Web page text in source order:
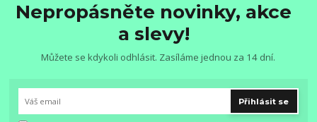
Nepropásněte novinky, akce
a slevy!
Můžete se kdykoli odhlásit. Zasíláme jednou za 14 dní.
Přihlásit se